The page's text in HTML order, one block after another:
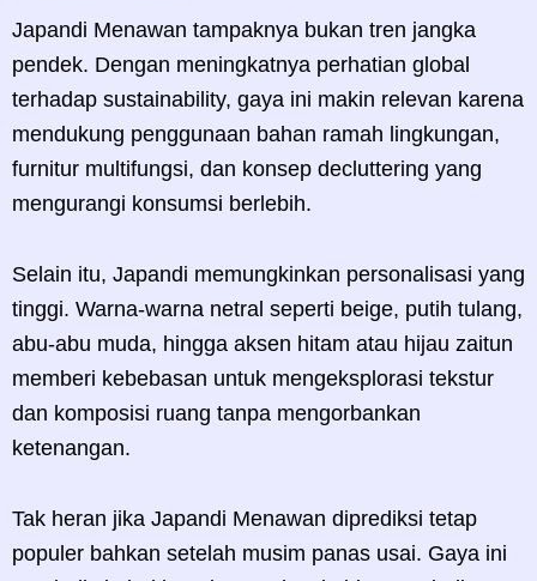
Japandi Menawan tampaknya bukan tren jangka
pendek. Dengan meningkatnya perhatian global
terhadap sustainability, gaya ini makin relevan karena
mendukung penggunaan bahan ramah lingkungan,
furnitur multifungsi, dan konsep decluttering yang
mengurangi konsumsi berlebih.
Selain itu, Japandi memungkinkan personalisasi yang
tinggi. Warna-warna netral seperti beige, putih tulang,
abu-abu muda, hingga aksen hitam atau hijau zaitun
memberi kebebasan untuk mengeksplorasi tekstur
dan komposisi ruang tanpa mengorbankan
ketenangan.
Tak heran jika Japandi Menawan diprediksi tetap
populer bahkan setelah musim panas usai. Gaya ini